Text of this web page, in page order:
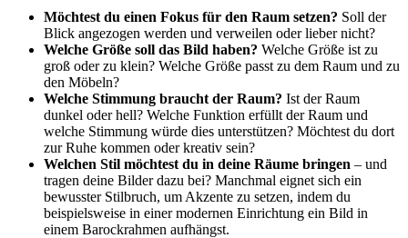
Möchtest du einen Fokus für den Raum setzen? Soll der
Blick angezogen werden und verweilen oder lieber nicht?
Welche Größe soll das Bild haben? Welche Größe ist zu
groß oder zu klein? Welche Größe passt zu dem Raum und zu
den Möbeln?
Welche Stimmung braucht der Raum? Ist der Raum
dunkel oder hell? Welche Funktion erfüllt der Raum und
welche Stimmung würde dies unterstützen? Möchtest du dort
zur Ruhe kommen oder kreativ sein?
Welchen Stil möchtest du in deine Räume bringen – und
tragen deine Bilder dazu bei? Manchmal eignet sich ein
bewusster Stilbruch, um Akzente zu setzen, indem du
beispielsweise in einer modernen Einrichtung ein Bild in
einem Barockrahmen aufhängst.